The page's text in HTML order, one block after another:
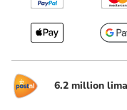
6.2 million